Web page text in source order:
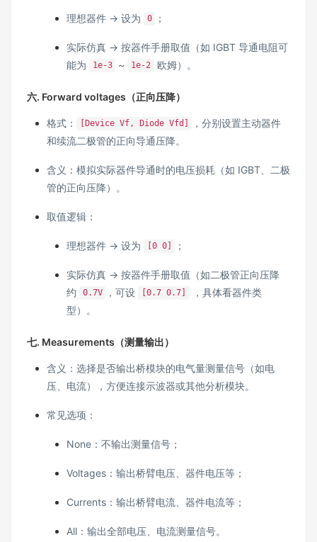
理想器件 → 设为 0 ；
实际仿真 → 按器件手册取值（如 IGBT 导通电阻可
能为
1e-3 ~ 1e-2 欧姆）。
六. Forward voltages（正向压降）
格式： [Device Vf, Diode Vfd]
，分别设置主动器件
和续流二极管的正向导通压降。
含义：模拟实际器件导通时的电压损耗（如 IGBT、二极
管的正向压降）。
取值逻辑：
理想器件 → 设为 [0 0] ；
实际仿真 → 按器件手册取值（如二极管正向压降
约
0.7V ，可设 [0.7 0.7]
，具体看器件类
型）。
七. Measurements（测量输出）
含义：选择是否输出桥模块的电气量测量信号（如电
压、电流），方便连接示波器或其他分析模块。
常见选项：
None：不输出测量信号；
Voltages：输出桥臂电压、器件电压等；
Currents：输出桥臂电流、器件电流等；
All：输出全部电压、电流测量信号。